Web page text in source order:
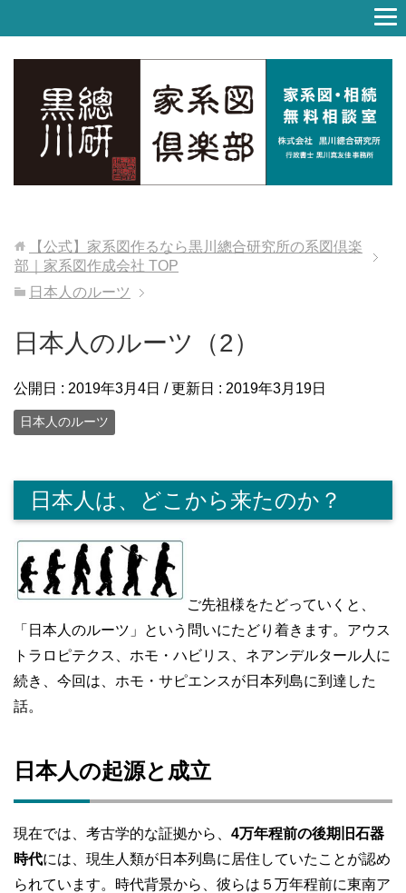
【公式】家系図作るなら黒川總合研究所の系図倶楽
部｜家系図作成会社 TOP
日本人のルーツ
日本人のルーツ（2）
公開日 : 2019年3月4日 / 更新日 : 2019年3月19日
日本人のルーツ
日本人は、どこから来たのか？
ご先祖様をたどっていくと、
「日本人のルーツ」という問いにたどり着きます。アウス
トラロピテクス、ホモ・ハビリス、ネアンデルタール人に
続き、今回は、ホモ・サピエンスが日本列島に到達した
話。
日本人の起源と成立
現在では、考古学的な証拠から、 4万年程前の後期旧石器
時代には、現生人類が日本列島に居住していたことが認め
られています。時代背景から、彼らは５万年程前に東南ア